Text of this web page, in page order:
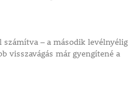
– a második levélnyélig
visszavágás már gyengítené a